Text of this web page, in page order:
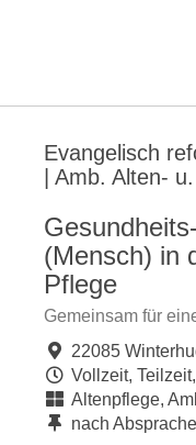
Evangelisch
| Amb. Alten-
(Mensch) in
Pflege
Gemeinsam für
22085
Vollzeit,
Altenpflege,
nach Absprache